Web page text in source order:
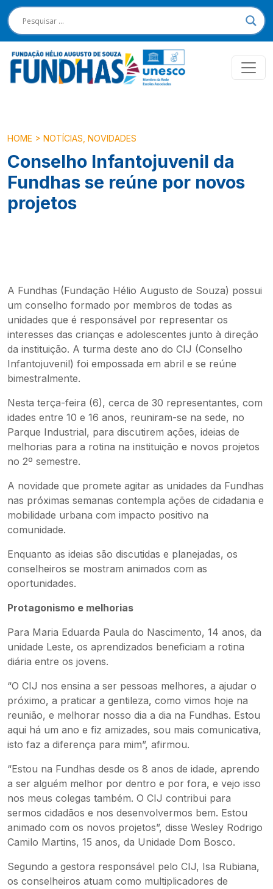
HOME > NOTÍCIAS NOVIDADES
Conselho Infantojuvenil da
Fundhas se reúne por novos
projetos
A Fundhas (Fundação Hélio Augusto de Souza) possui
um conselho formado por membros de todas as
unidades que é responsável por representar os
interesses das crianças e adolescentes junto à direção
da instituição. A turma deste ano do CIJ (Conselho
Infantojuvenil) foi empossada em abril e se reúne
bimestralmente.
Nesta terça-feira (6), cerca de 30 representantes, com
idades entre 10 e 16 anos, reuniram-se na sede, no
Parque Industrial, para discutirem ações, ideias de
melhorias para a rotina na instituição e novos projetos
no 2º semestre.
A novidade que promete agitar as unidades da Fundhas
nas próximas semanas contempla ações de cidadania e
mobilidade urbana com impacto positivo na
comunidade.
Enquanto as ideias são discutidas e planejadas, os
conselheiros se mostram animados com as
oportunidades.
Protagonismo e melhorias
Para Maria Eduarda Paula do Nascimento, 14 anos, da
unidade Leste, os aprendizados beneficiam a rotina
diária entre os jovens.
“O CIJ nos ensina a ser pessoas melhores, a ajudar o
próximo, a praticar a gentileza, como vimos hoje na
reunião, e melhorar nosso dia a dia na Fundhas. Estou
aqui há um ano e fiz amizades, sou mais comunicativa,
isto faz a diferença para mim”, afirmou.
“Estou na Fundhas desde os 8 anos de idade, aprendo
a ser alguém melhor por dentro e por fora, e vejo isso
nos meus colegas também. O CIJ contribui para
sermos cidadãos e nos desenvolvermos bem. Estou
animado com os novos projetos”, disse Wesley Rodrigo
Camilo Martins, 15 anos, da Unidade Dom Bosco.
Segundo a gestora responsável pelo CIJ, Isa Rubiana,
os conselheiros atuam como multiplicadores de